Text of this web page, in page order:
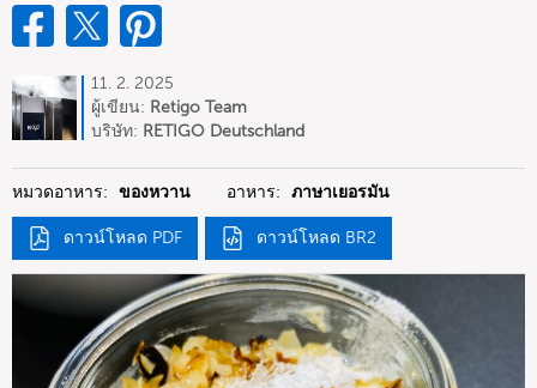
11. 2. 2025
ผู้เขียน: Retigo Team
Deutschland
บริษัท: RETIGO Deutschland
หมวดอาหาร: ของหวาน อาหาร: ภาษาเยอรมัน
ดาวน์โหลด PDF ดาวน์โหลด BR2